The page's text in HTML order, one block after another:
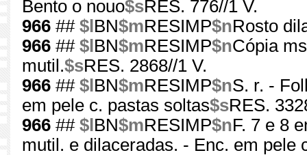
Bento o nouo$sRES. 776//1 V.
966 ## $l BN$mRESIMP$nRosto
966 ## $l BN$mRESIMP$nCópia
mutil.$sRES. 2868//1 V.
966 ## $l BN$mRESIMP$nS. r. -
em pele c. pastas soltas$sRES.
966 ## $l BN$mRESIMP$nF. 7 e 8
mutil. e dilaceradas. - Enc. em pele